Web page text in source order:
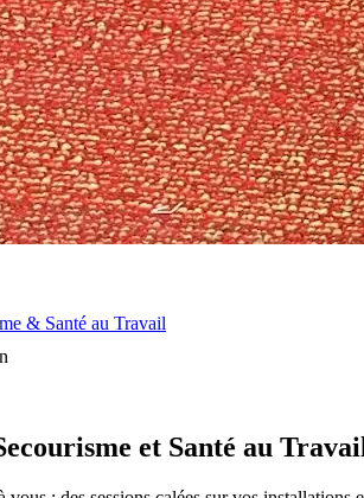
& Santé au Travail
et Santé au